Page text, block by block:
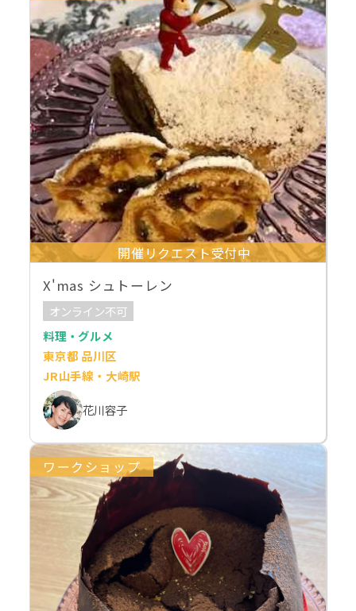
開催リクエスト受付中
X'mas シュトーレン
オンライン不可
料理・グルメ
東京都 品川区
JR山手線・大崎駅
花川容子
ワークショップ